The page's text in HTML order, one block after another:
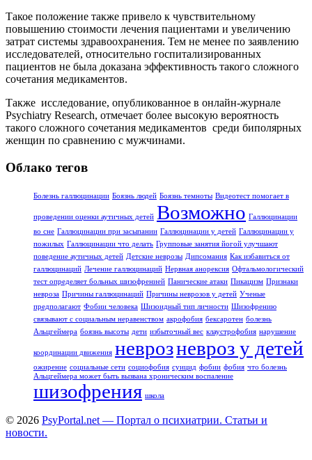
Такое положение также привело к чувствительному
повышению стоимости лечения пациентами и увеличению
затрат системы здравоохранения. Тем не менее по заявлению
исследователей, относительно госпитализированных
пациентов не была доказана эффективность такого сложного
сочетания медикаментов.
Также исследование, опубликованное в онлайн-журнале
Psychiatry Research, отмечает более высокую вероятность
такого сложного сочетания медикаментoв среди биполярных
женщин по сравнению с мужчинами.
Облако тегов
Болезнь галлюцинации Боязнь людей Боязнь темноты Видеотест помогает в
проведении оценки аутичных детей Возможно Галлюцинации
во сне Галлюцинации при засыпании Галлюцинации у детей Галлюцинации у
пожилых Галлюцинации что делать Групповые занятия йогой улучшают
поведение аутичных детей Детские неврозы Дипсомания Как избавиться от
галлюцинаций Лечение галлюцинаций Нервная анорексия Офтальмологический
тест определяет больных шизофренией Панические атаки Пикацизм Признаки
невроза Причины галлюцинаций Причины неврозов у детей Ученые
предполагают Фобии человека Шизоидный тип личности Шизофрению
связывают с социальным неравенством акрофобия бексаротен болезнь
Альцгеймера боязнь высоты дети избыточный вес клаустрофобия нарушение
координации движения неврозневроз у детей
ожирение социальные сети социофобия суицид фобии фобия что болезнь
Альцгеймера может быть вызвана хроническим воспаление
шизофрения школа
© 2026 PsyPortal.net — Портал о психиатрии. Статьи и
новости.